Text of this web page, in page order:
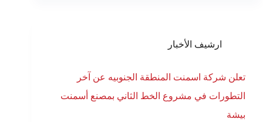
ارشيف الأخبار
تعلن شركة اسمنت المنطقة الجنوبيه عن آخر
التطورات في مشروع الخط الثاني بمصنع أسمنت
بيشة